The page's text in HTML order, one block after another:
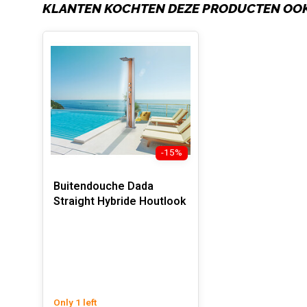
KLANTEN KOCHTEN DEZE PRODUCTEN
-15%
Buitendouche Dada
Straight Hybride Houtlook
Only 1 left